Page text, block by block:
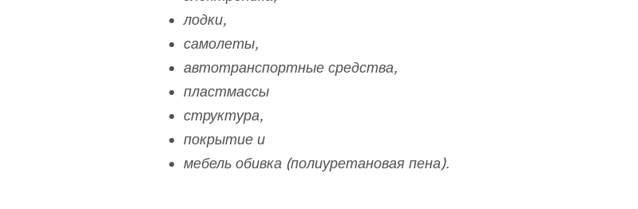
лодки,
самолеты,
автотранспортные средства,
пластмассы
структура,
покрытие и
мебель обивка (полиуретановая пена).